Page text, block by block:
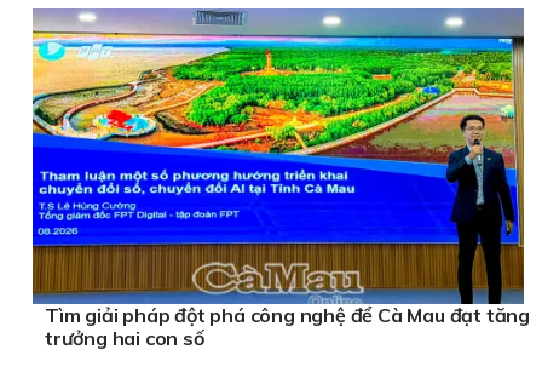
Tìm giải pháp đột phá công nghệ để Cà Mau đạt tăng
trưởng hai con số